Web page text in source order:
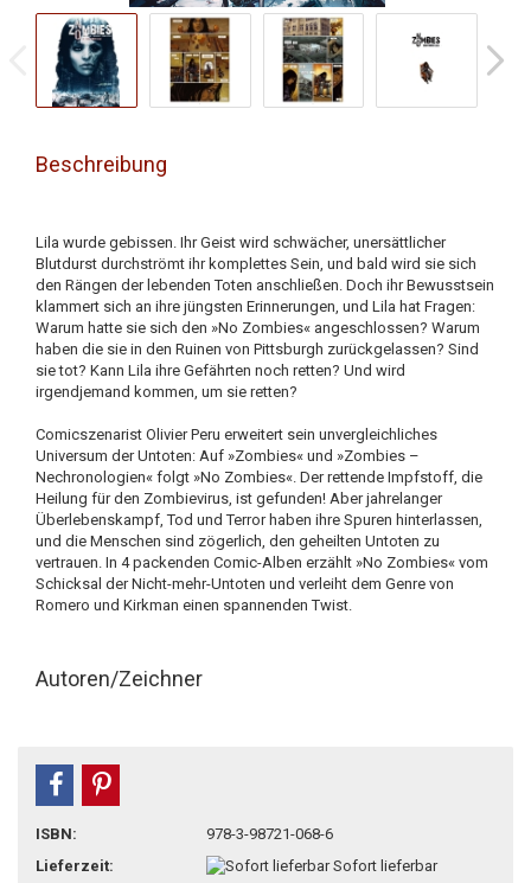
Beschreibung
Lila wurde gebissen. Ihr Geist wird schwächer, unersättlicher
Blutdurst durchströmt ihr komplettes Sein, und bald wird sie sich
den Rängen der lebenden Toten anschließen. Doch ihr Bewusstsein
klammert sich an ihre jüngsten Erinnerungen, und Lila hat Fragen:
Warum hatte sie sich den »No Zombies« angeschlossen? Warum
haben die sie in den Ruinen von Pittsburgh zurückgelassen? Sind
sie tot? Kann Lila ihre Gefährten noch retten? Und wird
irgendjemand kommen, um sie retten?
Comicszenarist Olivier Peru erweitert sein unvergleichliches
Universum der Untoten: Auf »Zombies« und »Zombies –
Nechronologien« folgt »No Zombies«. Der rettende Impfstoff, die
Heilung für den Zombievirus, ist gefunden! Aber jahrelanger
Überlebenskampf, Tod und Terror haben ihre Spuren hinterlassen,
und die Menschen sind zögerlich, den geheilten Untoten zu
vertrauen. In 4 packenden Comic-Alben erzählt »No Zombies« vom
Schicksal der Nicht-mehr-Untoten und verleiht dem Genre von
Romero und Kirkman einen spannenden Twist.
Autoren/Zeichner
teilen
ISBN:
978-3-98721-068-6
Lieferzeit:
Sofort lieferbar